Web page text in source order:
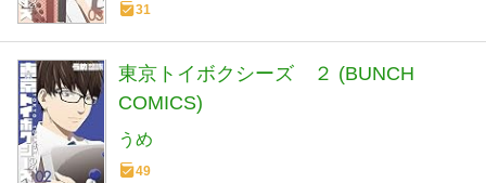
31
東京トイボクシーズ ２ (BUNCH
COMICS)
うめ
49